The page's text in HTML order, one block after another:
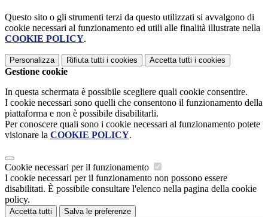
Questo sito o gli strumenti terzi da questo utilizzati si avvalgono di
cookie necessari al funzionamento ed utili alle finalità illustrate nella
COOKIE POLICY.
Personalizza Rifiuta tutti i cookies Accetta tutti i cookies
Gestione cookie
In questa schermata è possibile scegliere quali cookie consentire.
I cookie necessari sono quelli che consentono il funzionamento della
piattaforma e non è possibile disabilitarli.
Per conoscere quali sono i cookie necessari al funzionamento potete
visionare la COOKIE POLICY.
Cookie necessari per il funzionamento
I cookie necessari per il funzionamento non possono essere
disabilitati. È possibile consultare l'elenco nella pagina della cookie
policy.
Accetta tutti Salva le preferenze